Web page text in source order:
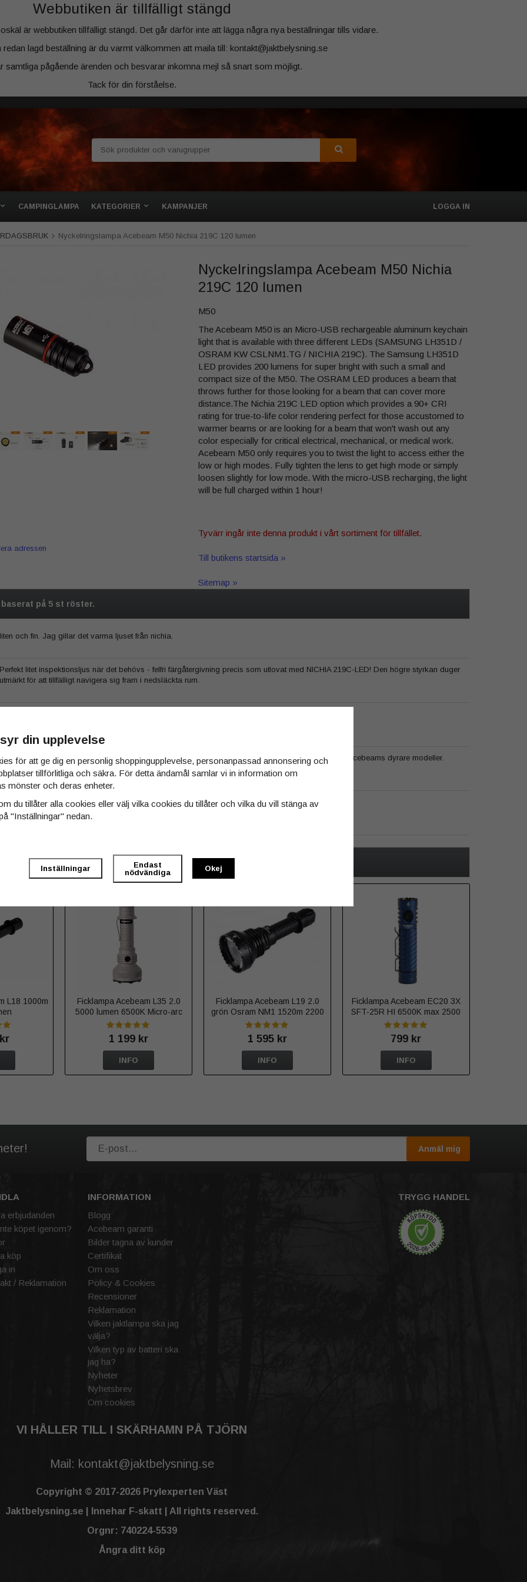
Webbutiken är tillfälligt stängd
är webbutiken tillfälligt stängd. Det går därför inte att lägga några nya beställningar tills vidare.
lagd beställning är du varmt välkommen att maila till: kontakt@jaktbelysning.se
samtliga pågående ärenden och besvarar inkomna mejl så snart som möjligt.
Tack för din förståelse.
CAMPINGLAMPA KATEGORIER KAMPANJER LOGGA IN
Nyckelringslampa Acebeam M50 Nichia 219C 120 lumen
Nyckelringslampa Acebeam M50 Nichia
219C 120 lumen
M50
The Acebeam M50 is an Micro-USB rechargeable aluminum keychain
light that is available with three different LEDs (SAMSUNG LH351D /
OSRAM KW CSLNM1.TG / NICHIA 219C). The Samsung LH351D
LED provides 200 lumens for super bright with such a small and
compact size of the M50. The OSRAM LED produces a beam that
throws further for those looking for a beam that can cover more
distance.The Nichia 219C LED option which provides a 90+ CRI
rating for true-to-life color rendering perfect for those accustomed to
warmer beams or are looking for a beam that won't wash out any
color especially for critical electrical, mechanical, or medical work.
Acebeam M50 only requires you to twist the light to access either the
low or high modes. Fully tighten the lens to get high mode or simply
loosen slightly for low mode. With the micro-USB recharging, the light
will be full charged within 1 hour!
Tyvärr ingår inte denna produkt i vårt sortiment för tillfället.
Till butikens startsida »
Sitemap »
adressen
baserat på 5 st röster.
liten och fin. Jag gillar det varma ljuset från nichia.
Perfekt litet inspektionsljus när det behövs - felfri färgåtergivning precis som utlovat med NICHIA 219C-LED! Den högre styrkan duger
utmärkt för att tillfälligt navigera sig fram i nedsläckta rum.
En mycket trevlig lampa som alltid följer med på nyckelringen. Även denna har samma kvalitet som acebeams dyrare modeller.
L18 1000m
Ficklampa Acebeam L35 2.0
5000 lumen 6500K Micro-arc
oxidation
1 199 kr
INFO
Ficklampa Acebeam L19 2.0
grön Osram NM1 1520m 2200
lumen
1 595 kr
INFO
Ficklampa Acebeam EC20 3X
SFT-25R HI 6500K max 2500
lumen
799 kr
INFO
Anmäl mig
erbjudanden
köpet igenom?
köp
in
/ Reklamation
INFORMATION
Blogg
Acebeam garanti
Bilder tagna av kunder
Certifikat
Om oss
Policy & Cookies
Recensioner
Reklamation
Vilken jaktlampa ska jag
välja?
Vilken typ av batteri ska
jag ha?
Nyheter
Nyhetsbrev
Om cookies
TRYGG HANDEL
VI HÅLLER TILL I SKÄRHAMN PÅ TJÖRN
Mail: kontakt@jaktbelysning.se
Copyright © 2017-2026 Prylexperten Väst
Jaktbelysning.se | Innehar F-skatt | All rights reserved.
Orgnr: 740224-5539
Ångra ditt köp
din upplevelse
för att ge dig en personlig shoppingupplevelse, personanpassad annonsering och
tillförlitliga och säkra. För detta ändamål samlar vi in information om
mönster och deras enheter.
du tillåter alla cookies eller välj vilka cookies du tillåter och vilka du vill stänga av
"Inställningar" nedan.
Inställningar
Endast
nödvändiga
Okej